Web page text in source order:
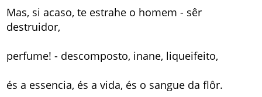
Mas, si acaso, te estrahe o homem - sêr
destruidor,
perfume! - descomposto, inane, liqueifeito,
és a essencia, és a vida, és o sangue da flôr.